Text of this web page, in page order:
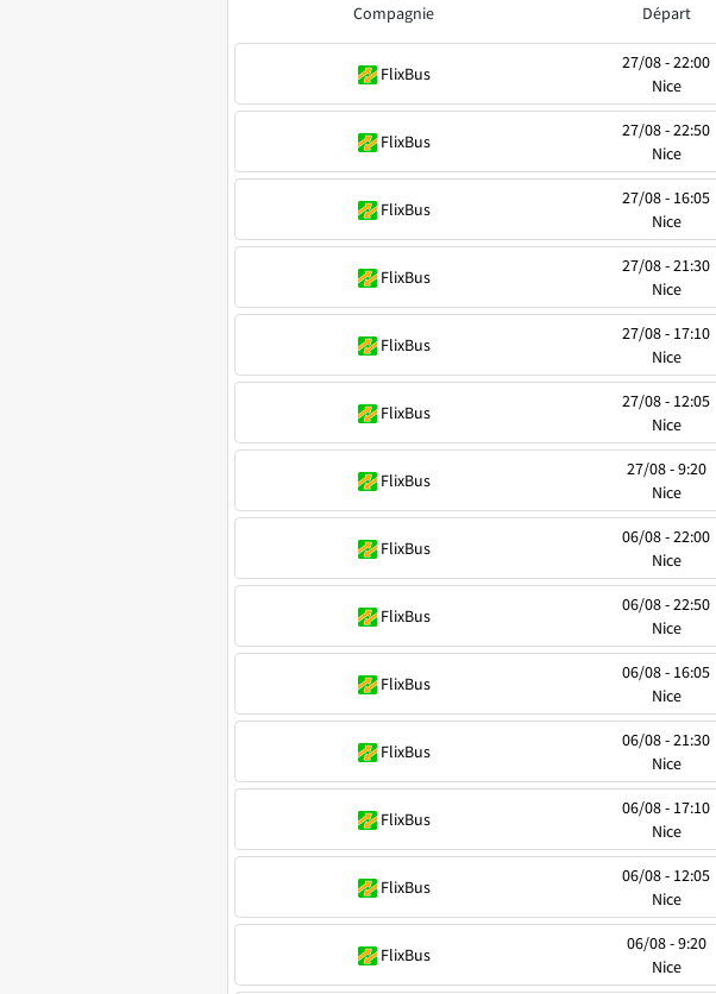
Compagnie Départ
FlixBus
27/08 - 22:00
Nice
FlixBus
27/08 - 22:50
Nice
FlixBus
27/08 - 16:05
Nice
FlixBus
27/08 - 21:30
Nice
FlixBus
27/08 - 17:10
Nice
FlixBus
27/08 - 12:05
Nice
FlixBus
27/08 - 9:20
Nice
FlixBus
06/08 - 22:00
Nice
FlixBus
06/08 - 22:50
Nice
FlixBus
06/08 - 16:05
Nice
FlixBus
06/08 - 21:30
Nice
FlixBus
06/08 - 17:10
Nice
FlixBus
06/08 - 12:05
Nice
FlixBus
06/08 - 9:20
Nice